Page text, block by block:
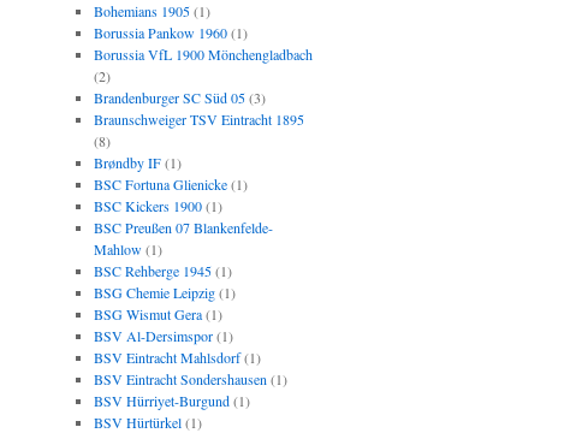
Bohemians 1905(1)
Borussia Pankow 1960(1)
Borussia VfL 1900 Mönchengladbach
(2)
Brandenburger SC Süd 05(3)
Braunschweiger TSV Eintracht 1895
(8)
Brøndby IF(1)
BSC Fortuna Glienicke(1)
BSC Kickers 1900(1)
BSC Preußen 07 Blankenfelde-
Mahlow(1)
BSC Rehberge 1945(1)
BSG Chemie Leipzig(1)
BSG Wismut Gera(1)
BSV Al-Dersimspor(1)
BSV Eintracht Mahlsdorf(1)
BSV Eintracht Sondershausen (1)
BSV Hürriyet-Burgund(1)
BSV Hürtürkel(1)